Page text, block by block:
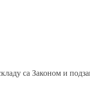
са Законом и